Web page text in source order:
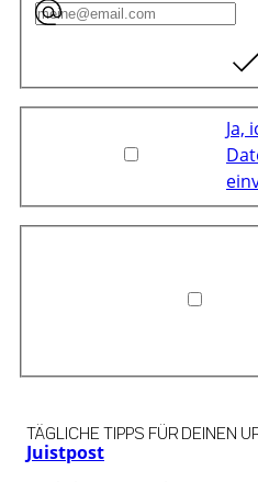
Ja,
Juistpost
TÄGLICHE TIPPS FÜR DEINEN